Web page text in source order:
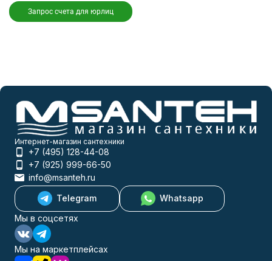
Запрос счета для юрлиц
Интернет-магазин сантехники
+7 (495) 128-44-08
+7 (925) 999-66-50
info@msanteh.ru
Telegram
Whatsapp
Мы в соцсетях
Мы на маркетплейсах